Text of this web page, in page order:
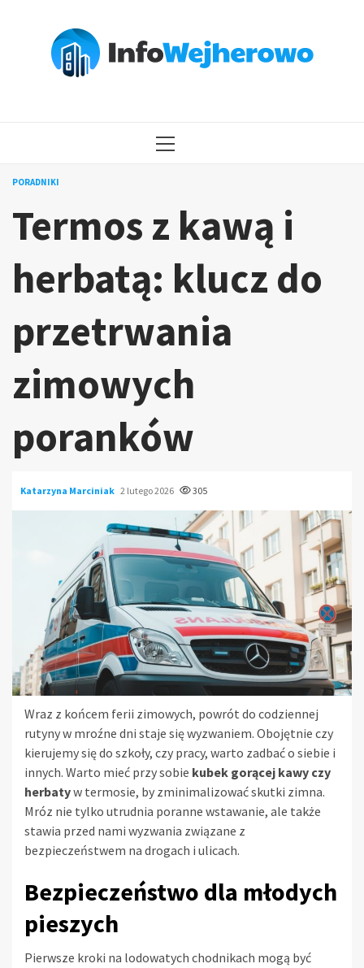
MENU
PORADNIKI
Termos z kawą i
herbatą: klucz do
przetrwania
zimowych
poranków
Katarzyna Marciniak 2 lutego 2026 305
Wraz z końcem ferii zimowych, powrót do codziennej
rutyny w mroźne dni staje się wyzwaniem. Obojętnie czy
kierujemy się do szkoły, czy pracy, warto zadbać o siebie i
innych. Warto mieć przy sobie kubek gorącej kawy czy
herbatyw termosie, by zminimalizować skutki zimna.
Mróz nie tylko utrudnia poranne wstawanie, ale także
stawia przed nami wyzwania związane z
bezpieczeństwem na drogach i ulicach.
Bezpieczeństwo dla młodych
pieszych
Pierwsze kroki na lodowatych chodnikach mogą być